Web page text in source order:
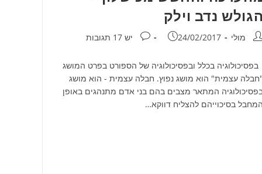
נדב וילק
מולי פורסם:
24/02/2017 תגובות:
יש 17 תגובות
בכלל ובפסיכולוגיה של הספורט בפרט המושג
עצמית" הוא מושג נפוץ. חבלה עצמית - הוא מושג
המתאר מצבים בהם בני אדם מתנהגים באופן
בסיכוייהם להצליח דווקא…